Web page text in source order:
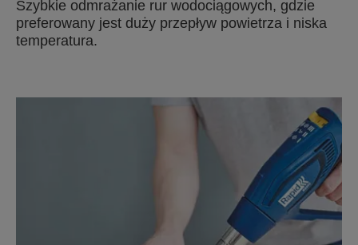
Szybkie odmrażanie rur wodociągowych, gdzie
preferowany jest duży przepływ powietrza i niska
temperatura.